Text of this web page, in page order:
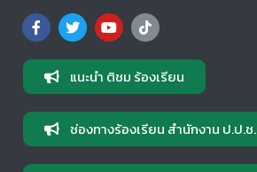
แนะนำ ติชม ร้องเรียน
ช่องทางร้องเรียน สำนักงาน ป.ป.ช.